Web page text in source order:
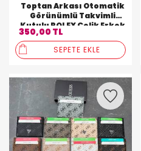
Toptan Arkası Otomatik
Görünümlü Takvimli
Kutulu ROLEX Çelik Erkek
Kol Saati
350,00 TL
SEPETE EKLE